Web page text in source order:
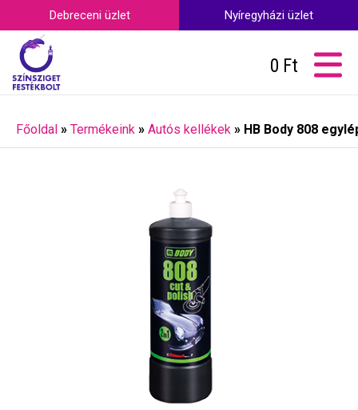
Debreceni üzlet Nyíregyházi üzlet
0 Ft
Főoldal » Termékeink » Autós kellékek » HB Body 808